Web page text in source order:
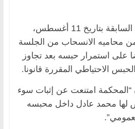
وفي جلسة التجديد السابقة بتاريخ 11 أغسطس،
محاميه الانسحاب من الجلسة
على استمرار حبسه بعد تجاوز
الاحتياطي المقررة قانونا.
“المحكمة امتنعت عن إثبات سوء
لها محمد عادل داخل محبسه